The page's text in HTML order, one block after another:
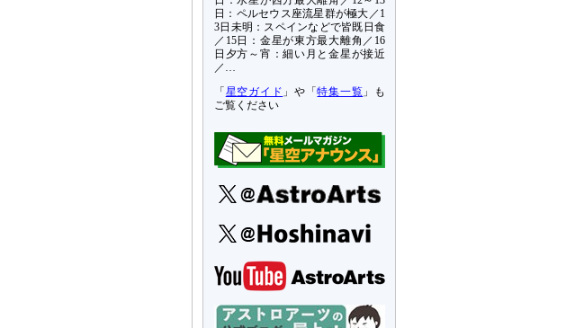
日：ペルセウス座流星群が極大／1
3日未明：スペインなどで皆既日食
／15日：金星が東方最大離角／16
日夕方～宵：細い月と金星が接近
／…
「 星空ガイド 」や「特集一覧 」も
ご覧ください